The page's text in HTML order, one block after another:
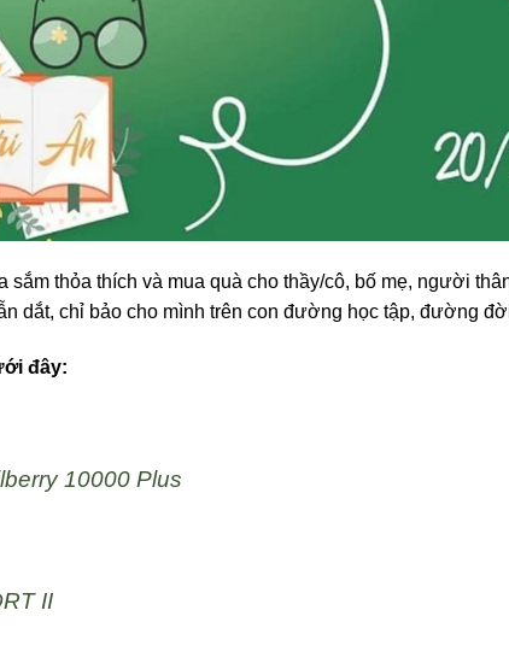
sắm thỏa thích và mua quà cho thầy/cô, bố mẹ, người
dắt, chỉ bảo cho mình trên con đường học tập, đường
đây:
10000 Plus
II